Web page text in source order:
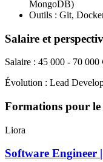
MongoDB)
Outils : Git,
Salaire et
Salaire : 45 000 - 70 000
Évolution : Lead
Formations pour
Liora
Software Engineer